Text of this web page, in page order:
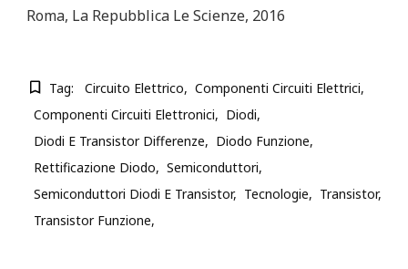
Roma, La Repubblica Le Scienze, 2016
Tag: Circuito Elettrico
Componenti Circuiti Elettrici
Componenti Circuiti Elettronici
Diodi
Diodi E Transistor Differenze
Diodo Funzione
Rettificazione Diodo
Semiconduttori
Semiconduttori Diodi E Transistor
Tecnologie
Transistor
Transistor Funzione